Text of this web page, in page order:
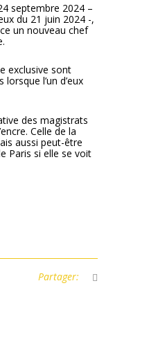
septembre 2024 –
du 21 juin 2024 -,
un nouveau chef
exclusive sont
lorsque l’un d’eux
des magistrats
Celle de la
aussi peut-être
Paris si elle se voit
Partager: